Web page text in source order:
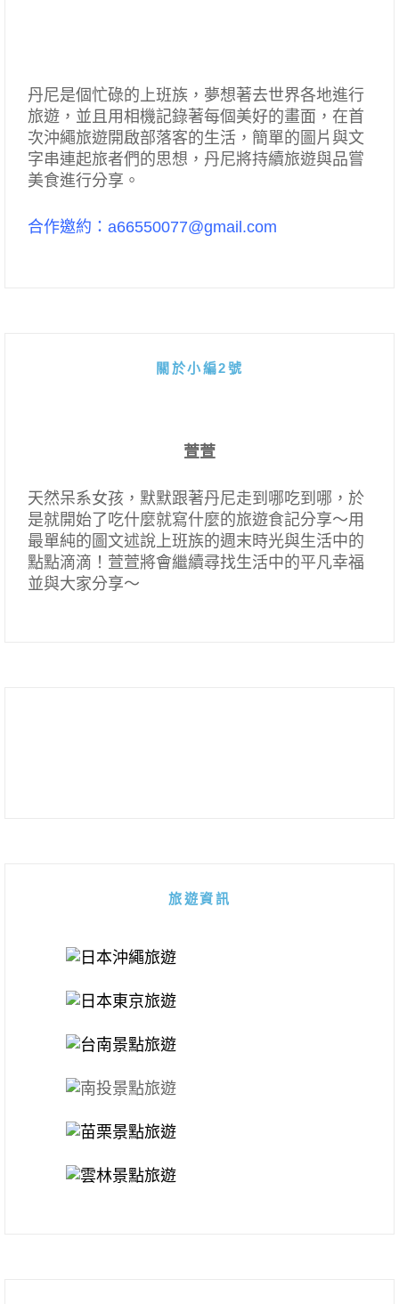
丹尼是個忙碌的上班族，夢想著去世界各地進行
旅遊，並且用相機記錄著每個美好的畫面，在首
次沖繩旅遊開啟部落客的生活，簡單的圖片與文
字串連起旅者們的思想，丹尼將持續旅遊與品嘗
美食進行分享。
合作邀約：a66550077@gmail.com
關於小編2號
萱萱
天然呆系女孩，默默跟著丹尼走到哪吃到哪，於
是就開始了吃什麼就寫什麼的旅遊食記分享～用
最單純的圖文述說上班族的週末時光與生活中的
點點滴滴！萱萱將會繼續尋找生活中的平凡幸福
並與大家分享～
旅遊資訊